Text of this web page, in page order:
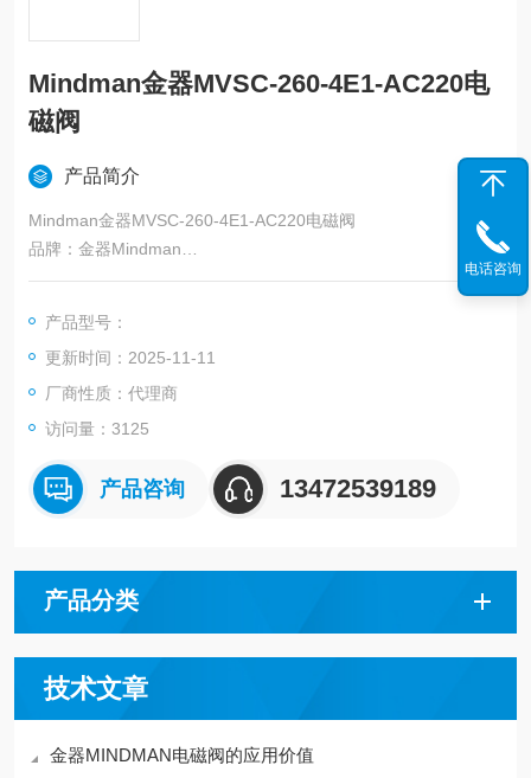
Mindman金器MVSC-260-4E1-AC220电
磁阀
产品简介
Mindman金器MVSC-260-4E1-AC220电磁阀
品牌：金器Mindman
品名：电磁阀
产品型号：
更新时间：2025-11-11
厂商性质：代理商
访问量：3125
产品咨询 13472539189
产品分类
技术文章
金器MINDMAN电磁阀的应用价值
电话咨询